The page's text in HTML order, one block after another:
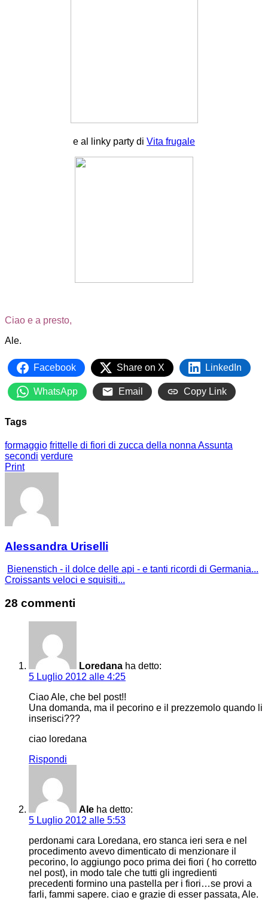
e al linky party di Vita frugale
Ciao e a presto,
Ale.
Facebook Share on X LinkedIn
WhatsApp Email Copy Link
Tags
formaggio frittelle di fiori di zucca della nonna Assunta
secondi verdure
Print
Alessandra Uriselli
Bienenstich - il dolce delle api - e tanti ricordi di Germania...
Croissants veloci e squisiti...
28 commenti
Loredana ha detto:
5 Luglio 2012 alle 4:25
Ciao Ale, che bel post!!
Una domanda, ma il pecorino e il prezzemolo quando li
inserisci???
ciao loredana
Rispondi
Ale ha detto:
5 Luglio 2012 alle 5:53
perdonami cara Loredana, ero stanca ieri sera e nel
procedimento avevo dimenticato di menzionare il
pecorino, lo aggiungo poco prima dei fiori ( ho corretto
nel post), in modo tale che tutti gli ingredienti
precedenti formino una pastella per i fiori…se provi a
farli, fammi sapere. ciao e grazie di esser passata, Ale.